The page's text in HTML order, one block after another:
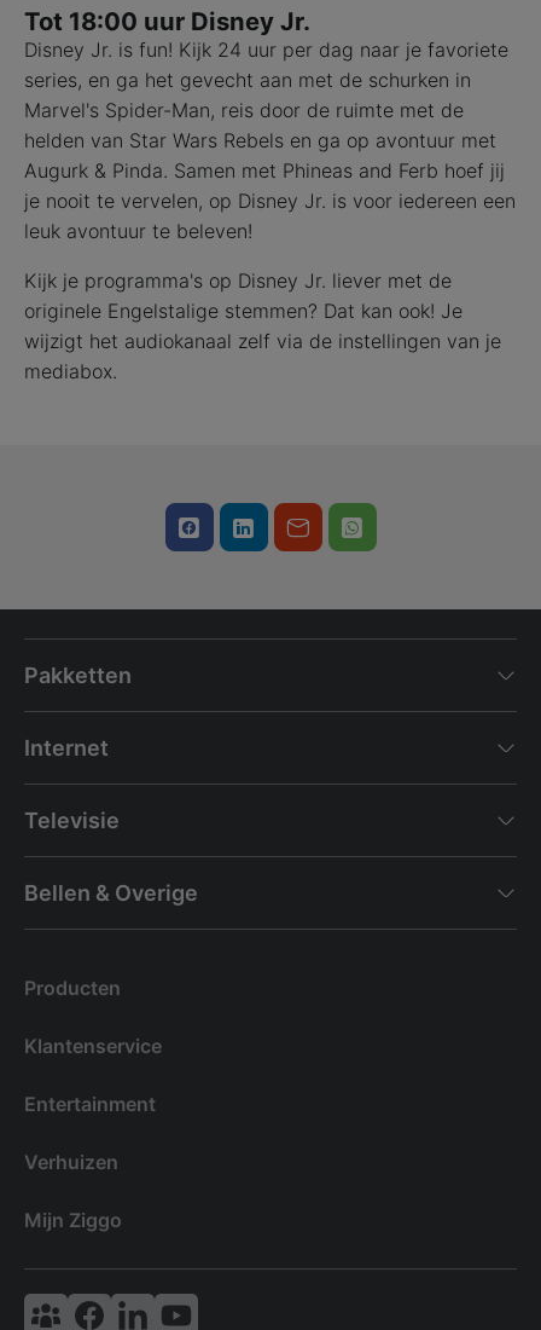
Tot 18:00 uur Disney Jr.
Disney Jr. is fun! Kijk 24 uur per dag naar je favoriete
series, en ga het gevecht aan met de schurken in
Marvel's Spider-Man, reis door de ruimte met de
helden van Star Wars Rebels en ga op avontuur met
Augurk & Pinda. Samen met Phineas and Ferb hoef jij
je nooit te vervelen, op Disney Jr. is voor iedereen een
leuk avontuur te beleven!
Kijk je programma's op Disney Jr. liever met de
originele Engelstalige stemmen? Dat kan ook! Je
wijzigt het audiokanaal zelf via de instellingen van je
mediabox.
Pakketten
Internet
Televisie
Bellen & Overige
Producten
Klantenservice
Entertainment
Verhuizen
Mijn Ziggo
Vodafone & Ziggo Community
Ziggo Facebook
VodafoneZiggo LinkedIn
Ziggo YouTube